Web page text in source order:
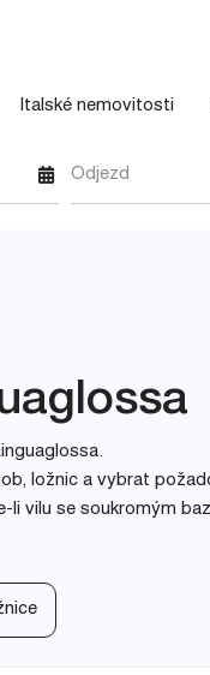
Italské nemovitosti
Odjezd
ložnic a vybrat
vilu se soukromým